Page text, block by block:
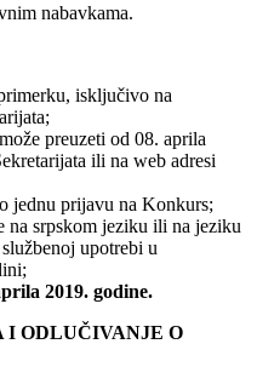
nabavkama.
isključivo na
preuzeti od 08. aprila
ili na web adresi
jednu prijavu na Konkurs;
na srpskom jeziku ili na jeziku
upotrebi u
2019. godine.
I ODLUČIVANJE O